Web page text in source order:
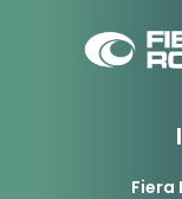
Fiera